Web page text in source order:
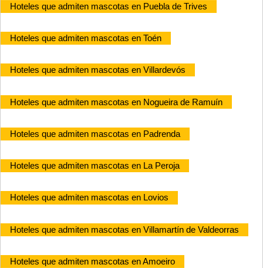
Hoteles que admiten mascotas en Puebla de Trives
Hoteles que admiten mascotas en Toén
Hoteles que admiten mascotas en Villardevós
Hoteles que admiten mascotas en Nogueira de Ramuín
Hoteles que admiten mascotas en Padrenda
Hoteles que admiten mascotas en La Peroja
Hoteles que admiten mascotas en Lovios
Hoteles que admiten mascotas en Villamartín de Valdeorras
Hoteles que admiten mascotas en Amoeiro